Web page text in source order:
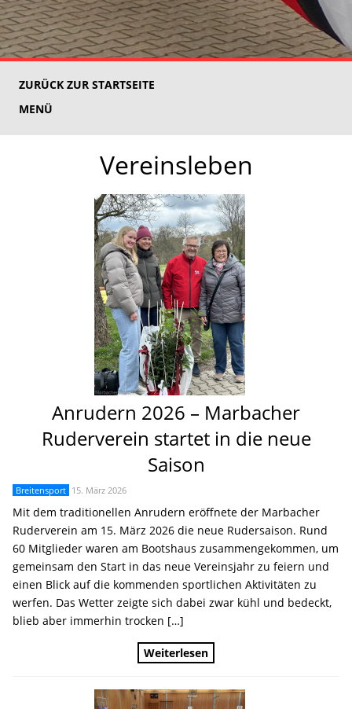
ZURÜCK ZUR STARTSEITE
MENÜ
Vereinsleben
Anrudern 2026 – Marbacher
Ruderverein startet in die neue
Saison
Breitensport 15. März 2026
Mit dem traditionellen Anrudern eröffnete der Marbacher
Ruderverein am 15. März 2026 die neue Rudersaison. Rund
60 Mitglieder waren am Bootshaus zusammengekommen, um
gemeinsam den Start in das neue Vereinsjahr zu feiern und
einen Blick auf die kommenden sportlichen Aktivitäten zu
werfen. Das Wetter zeigte sich dabei zwar kühl und bedeckt,
blieb aber immerhin trocken […]
Weiterlesen